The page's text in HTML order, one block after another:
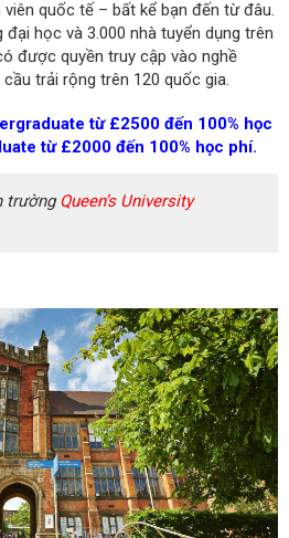
quốc tế – bất kể bạn đến từ đâu.
học và 3.000 nhà tuyển dụng trên
được quyền truy cập vào nghề
trải rộng trên 120 quốc gia.
từ £2500 đến 100% học
từ £2000 đến 100% học phí.
trườngQueen’s University